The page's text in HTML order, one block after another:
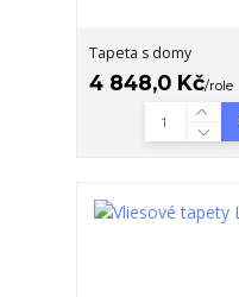
Tapeta s domy
4 848,0 Kč/role